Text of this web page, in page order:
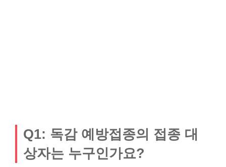
Q1: 독감 예방접종의 접종 대
상자는 누구인가요?